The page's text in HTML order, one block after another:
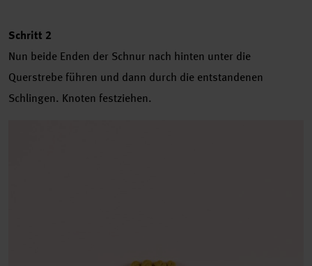
Schritt 2
Nun beide Enden der Schnur nach hinten unter die
Querstrebe führen und dann durch die entstandenen
Schlingen. Knoten festziehen.